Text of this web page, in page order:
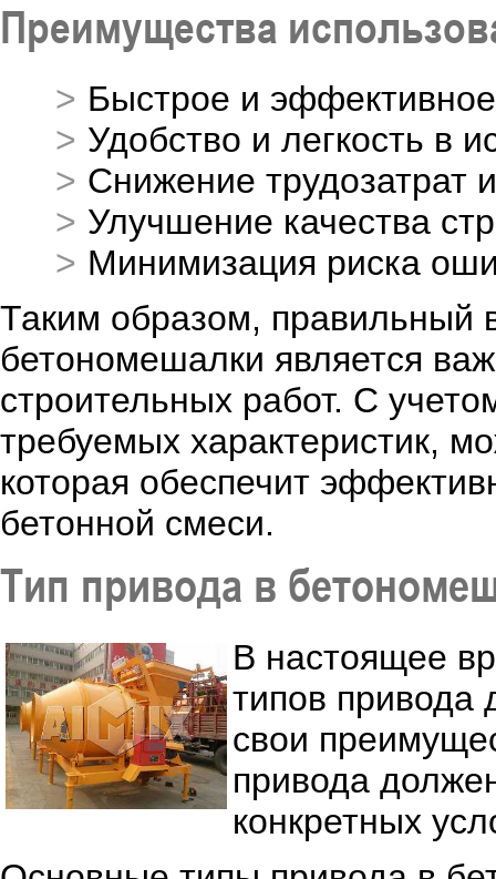
Преимущества
Быстрое и
Удобство и легкость в
Снижение трудозатрат
Улучшение качества
Минимизация риска
Таким образом, правильный
бетономешалки является
строительных работ. С
требуемых характеристик,
которая обеспечит
бетонной смеси.
Тип привода в
В настоящее
типов привода
свои
привода
конкретных